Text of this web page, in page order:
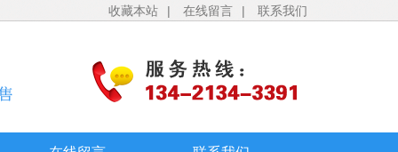
收藏本站 | 在线留言 | 联系我们